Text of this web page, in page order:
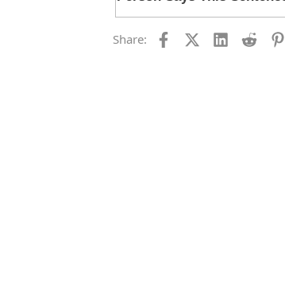
Share: FacebookX (Twitter)
LinkedInReddit